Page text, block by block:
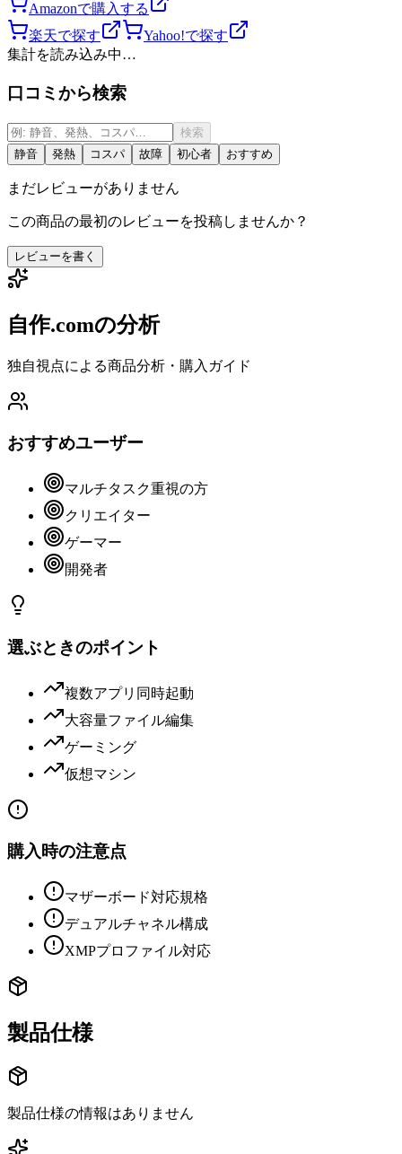
Amazonで購入する
楽天で探す
Yahoo!で探す
集計を読み込み中…
口コミから検索
検索
静音
発熱 コスパ 故障 初心者 おすすめ
まだレビューがありません
この商品の最初のレビューを投稿しませんか？
レビューを書く
自作.comの分析
独自視点による商品分析・購入ガイド
おすすめユーザー
マルチタスク重視の方
クリエイター
ゲーマー
開発者
選ぶときのポイント
複数アプリ同時起動
大容量ファイル編集
ゲーミング
仮想マシン
購入時の注意点
マザーボード対応規格
デュアルチャネル構成
XMPプロファイル対応
製品仕様
製品仕様の情報はありません